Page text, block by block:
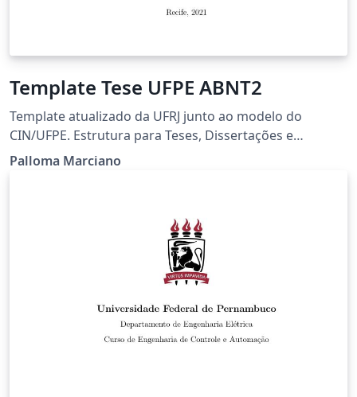
Template Tese UFPE ABNT2
Template atualizado da UFRJ junto ao modelo do
CIN/UFPE. Estrutura para Teses, Dissertações e
Trabalhos de Conclusão de Curso
Palloma Marciano